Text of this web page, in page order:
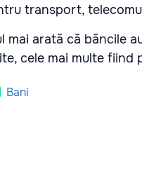
transport,
mai arată că băncile
cele mai multe fiind
Bani